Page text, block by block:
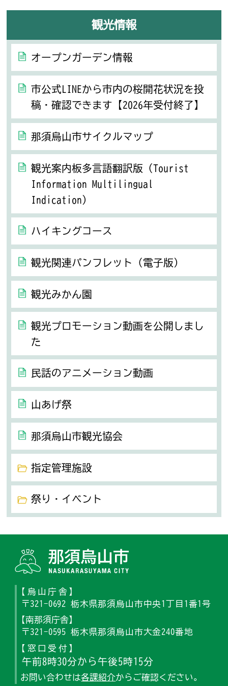
観光情報
オープンガーデン情報
市公式LINEから市内の桜開花状況を投
稿・確認できます【2026年受付終了】
那須烏山市サイクルマップ
観光案内板多言語翻訳版（Tourist
Information Multilingual
Indication）
ハイキングコース
観光関連パンフレット（電子版）
観光みかん園
観光プロモーション動画を公開しまし
た
民話のアニメーション動画
山あげ祭
那須烏山市観光協会
指定管理施設
祭り・イベント
【烏山庁舎】
〒321-0692 栃木県那須烏山市中央1丁目1番1号
【南那須庁舎】
〒321-0595 栃木県那須烏山市大金240番地
【窓口受付】
午前8時30分から午後5時15分
お問い合わせは各課紹介からご確認ください。